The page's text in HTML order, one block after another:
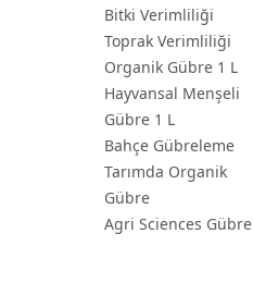
Bitki Verimliliği
Toprak Verimliliği
Organik Gübre 1 L
Hayvansal Menşeli
Gübre 1 L
Bahçe Gübreleme
Tarımda Organik
Gübre
Agri Sciences Gübre